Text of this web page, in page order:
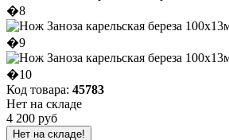
Код товара: 45783
Нет на складе
4 200 руб
Нет на складе!